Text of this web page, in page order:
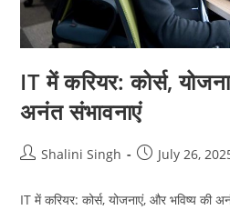
IT में करियर: कोर्स,
अनंत संभावनाएं
PostShalini Singh
PostJuly 26,
IT में करियर: कोर्स, योजनाएं, और भविष्य